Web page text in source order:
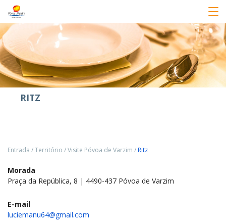
RITZ
Entrada /Território /Visite Póvoa de Varzim /Ritz
Morada
Praça da República, 8 | 4490-437 Póvoa de Varzim
E-mail
luciemanu64@gmail.com